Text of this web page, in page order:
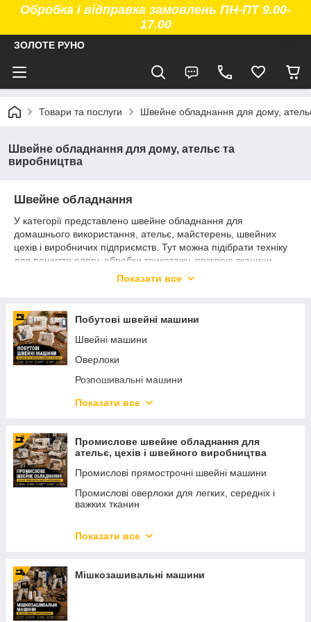
Обробка і відправка замовлень ПН-ПТ 9.00-
17.00
ЗОЛОТЕ РУНО
Товари та послуги Швейне обладнання для дому,
Швейне обладнання для дому, ательє та
виробництва
Швейне обладнання
У категорії представлено швейне обладнання для
домашнього використання, ательє, майстерень, швейних
цехів і виробничих підприємств. Тут можна підібрати техніку
для пошиття одягу, обробки трикотажу, розкрою тканини,
зашивання мішків, ремонту виробів та виконання спеціальних
побутові та промислові швейні машини, оверлоки,
розпошивальні машини, мішкозашивальне й розкрійне
обладнання, електроприводи, мастила, запчастини та
комплектуючі.
Ми допоможемо підібрати обладнання з урахуванням типу
Доставка виконується по всій Україні.
Показати все
Побутові швейні машини
Швейні машини
Оверлоки
Розпошивальні машини
Лапки та аксесуари
Показати все
Промислове швейне обладнання для
ательє, цехів і швейного виробництва
Промислові прямострочні швейні машини
Промислові оверлоки для легких, середніх і
важких тканин
(плоскошовні) для трикотажу та еластичних
Показати все
Мішкозашивальні машини